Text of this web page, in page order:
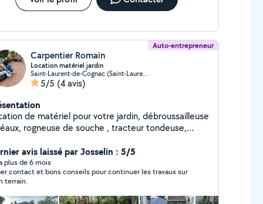
et essaye de se faire un nom ! JE NE RECOMMANDE
Auto-entrepreneur
Carpentier Romain
Location matériel jardin
Saint-Laurent-de-Cognac (Saint-Laurent-de-Cognac)
5/5 (4 avis)
de matériel pour votre jardin, débroussailleuse
rogneuse de souche , tracteur tondeuse,
Me contacter pour plus de
et disponibilité.
avis laissé par Josselin : 5/5
plus de 6 mois
contact et bons conseils pour continuer les travaux sur
terrain.